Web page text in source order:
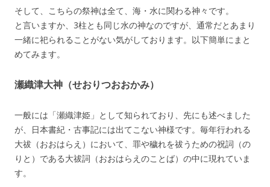
そして、こちらの祭神は全て、海・水に関わる神々です。
と言いますか、3柱とも同じ水の神なのですが、通常だとあまり
一緒に祀られることがない気がしております。以下簡単にまと
めてみます。
瀬織津大神（せおりつおおかみ）
一般には「瀬織津姫」として知られており、先にも述べました
が、日本書紀・古事記には出てこない神様です。毎年行われる
大祓（おおはらえ）において、罪や穢れを祓うための祝詞（の
りと）である大祓詞（おおはらえのことば）の中に現れていま
す。